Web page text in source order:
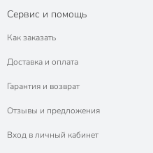
Сервис и помощь
Как заказать
Доставка и оплата
Гарантия и возврат
Отзывы и предложения
Вход в личный кабинет